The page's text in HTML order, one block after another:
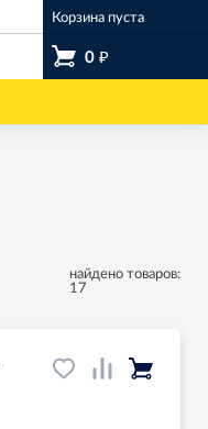
Корзина пуста
0 ₽
найдено товаров:
17